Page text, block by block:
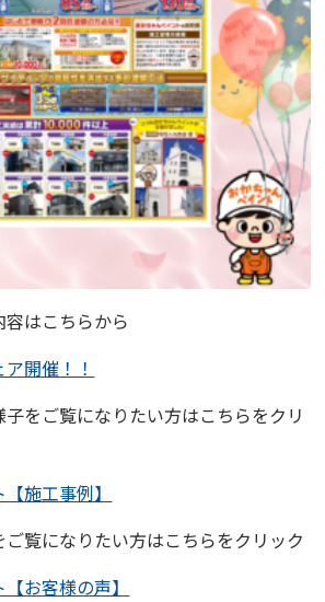
はこちらから
開催！！
をご覧になりたい方はこちらをクリ
施工事例】
覧になりたい方はこちらをクリック
お客様の声】